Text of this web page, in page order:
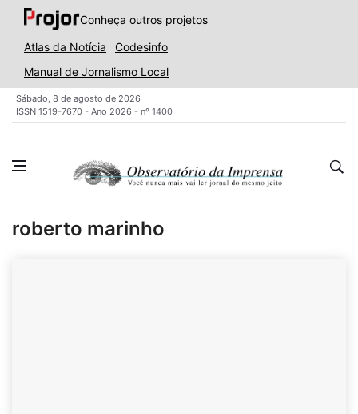
Conheça outros projetos
Atlas da Notícia
Codesinfo
Manual de Jornalismo Local
Sábado, 8 de agosto de 2026
ISSN 1519-7670 - Ano 2026 - nº 1400
roberto marinho